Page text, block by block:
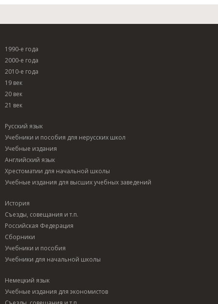
1990-е года
2000-е года
2010-е года
19 век
20 век
21 век
Русский язык
Учебники и пособия для нерусских школ
Учебные издания
Английский язык
Хрестоматии для начальной школы
Учебные издания для высших учебных заведений
История
Съезды, совещания и т.п.
Российская Федерация
Сборники
Учебники и пособия
Учебники для начальной школы
Немецкий язык
Учебные издания для экономистов